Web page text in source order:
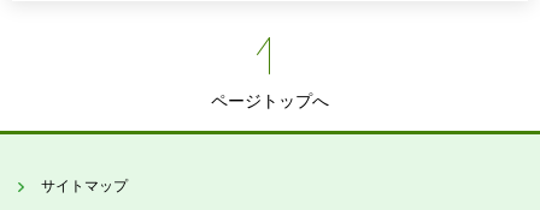
ページトップへ
サイトマップ